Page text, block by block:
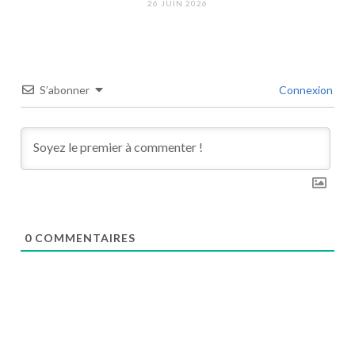
26 JUIN 2026
S’abonner Connexion
0 COMMENTAIRES